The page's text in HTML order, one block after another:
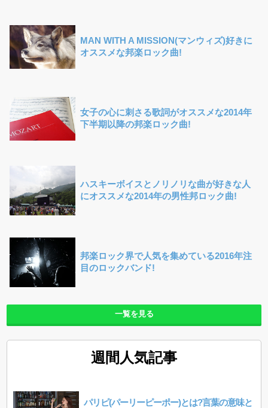
MAN WITH A MISSION(マンウィズ)好きに
オススメな邦楽ロック曲!
女子の心に刺さる歌詞がオススメな2014年
下半期以降の邦楽ロック曲!
ハスキーボイスとノリノリな曲が好きな人
にオススメな2014年の男性邦ロック曲!
邦楽ロック界で人気を集めている2016年注
目のロックバンド!
一覧を見る
週間人気記事
パリピ(パーリーピーポー)とは?言葉の意味と